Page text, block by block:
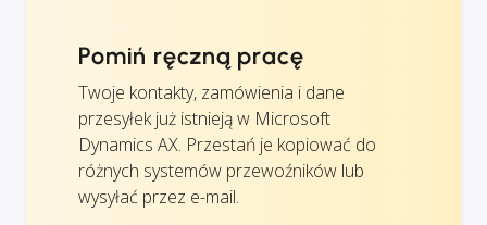
Pomiń ręczną pracę
Twoje kontakty, zamówienia i dane
przesyłek już istnieją w Microsoft
Dynamics AX. Przestań je kopiować do
różnych systemów przewoźników lub
wysyłać przez e-mail.